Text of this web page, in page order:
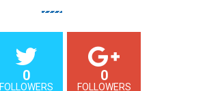
0
FOLLOWERS
0
FOLLOWERS